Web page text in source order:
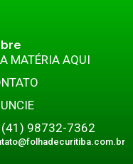
MATÉRIA AQUI
(41) 98732-7362